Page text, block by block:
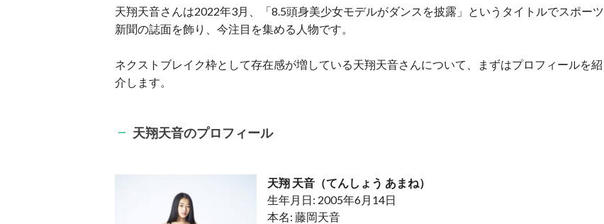
天翔天音さんは2022年3月、「8.5頭身美少女モデルがダンスを披露」というタイトルでスポーツ
新聞の誌面を飾り、今注目を集める人物です。
ネクストブレイク枠として存在感が増している天翔天音さんについて、まずはプロフィールを紹
介します。
天翔天音のプロフィール
天翔 天音（てんしょう あまね）
生年月日: 2005年6月14日
本名: 藤岡天音